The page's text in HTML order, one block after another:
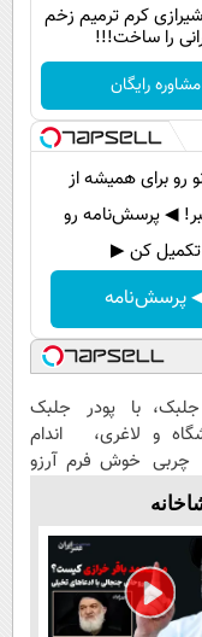
کرم ترمیم زخم
را ساخت!!!
مشاوره رایگان
رو برای همیشه از
◀ پرسش‌نامه رو
تکمیل کن ▶
پرسش‌نامه
بدون باشگاه و
آب
با پودر جلبک
لاغری، اندام
خوش فرم آرزو